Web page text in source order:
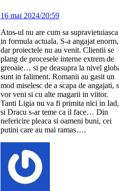
16 mai 2024/20:59
Atos-ul nu are cum sa supravietuiasca
in formula actuala. S-a angajat enorm,
dar proiectele nu au venit. Clientii se
plang de procesele interne extrem de
greoaie… si pe deasupra la nivel
sunt in faliment. Romanii au gasit un
mod miselesc de a scapa de angajati,
vor veni si cu alte magarii in viitor.
Tanti Ligia nu va fi primita nici in Iad,
si Dracu s-ar teme ca il face… Din
nefericire pleaca si oameni buni, cei
putini care au mai ramas….